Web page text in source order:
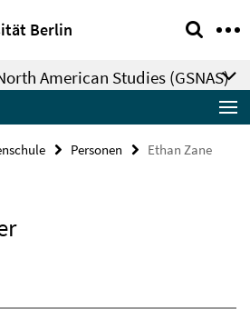
Berlin
American Studies (GSNAS)
Personen
Ethan Zane